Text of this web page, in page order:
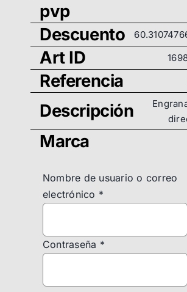
pvp
Descuento
Art ID
Referencia
Descripción
Marca
Nombre de usuario o correo
electrónico *
Contraseña *